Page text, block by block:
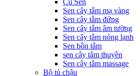
Củ Sen
Sen cây tắm mạ vàng
Sen cây tắm đứng
Sen cây tắm âm tường
Sen cây tắm nóng lạnh
Sen bồn tắm
sen cây tắm thuyền
Sen cây tắm massage
Bộ tủ chậu